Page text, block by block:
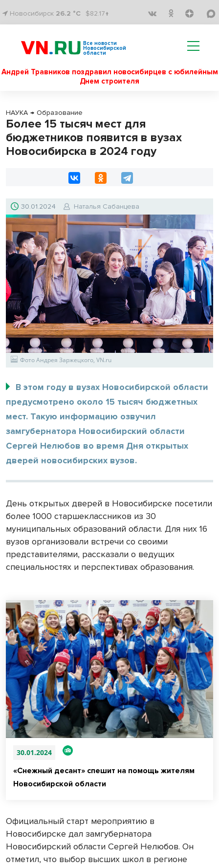
Новосибирск 26.2 °C $82.17↑
Все новости
Новосибирской
области
Андрей Травников поздравил новосибирцев с юбилейным
Днем строителя
НАУКА → Образование
Более 15 тысяч мест для
бюджетников появится в вузах
Новосибирска в 2024 году
30.01.2024 Наталья Сабанцева
Фото Андрея Заржецкого, VN.ru
В этом году в вузах Новосибирской области
предусмотрено около 15 тысяч бюджетных
мест. Такую информацию озвучил
замгубернатора Новосибирский области
Сергей Нелюбов во время Дня открытых
дверей новосибирских вузов.
День открытых дверей в Новосибирске посетили
более 1000 старшеклассников из 30
муниципальных образований области. Для них 16
вузов организовали встречи со своими
представителями, рассказали о ведущих
специальностях и перспективах образования.
30.01.2024
«Снежный десант» спешит на помощь жителям
Новосибирской области
Официальный старт мероприятию в
Новосибирске дал замгубернатора
Новосибирский области Сергей Нелюбов. Он
отметил, что выбор высших школ в регионе